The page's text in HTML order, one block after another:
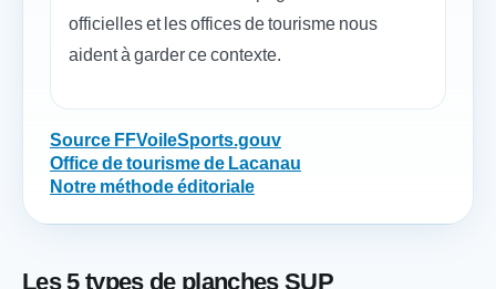
officielles et les offices de tourisme nous
aident à garder ce contexte.
Source FFVoileSports.gouv
Office de tourisme de Lacanau
Notre méthode éditoriale
Les 5 types de planches SUP